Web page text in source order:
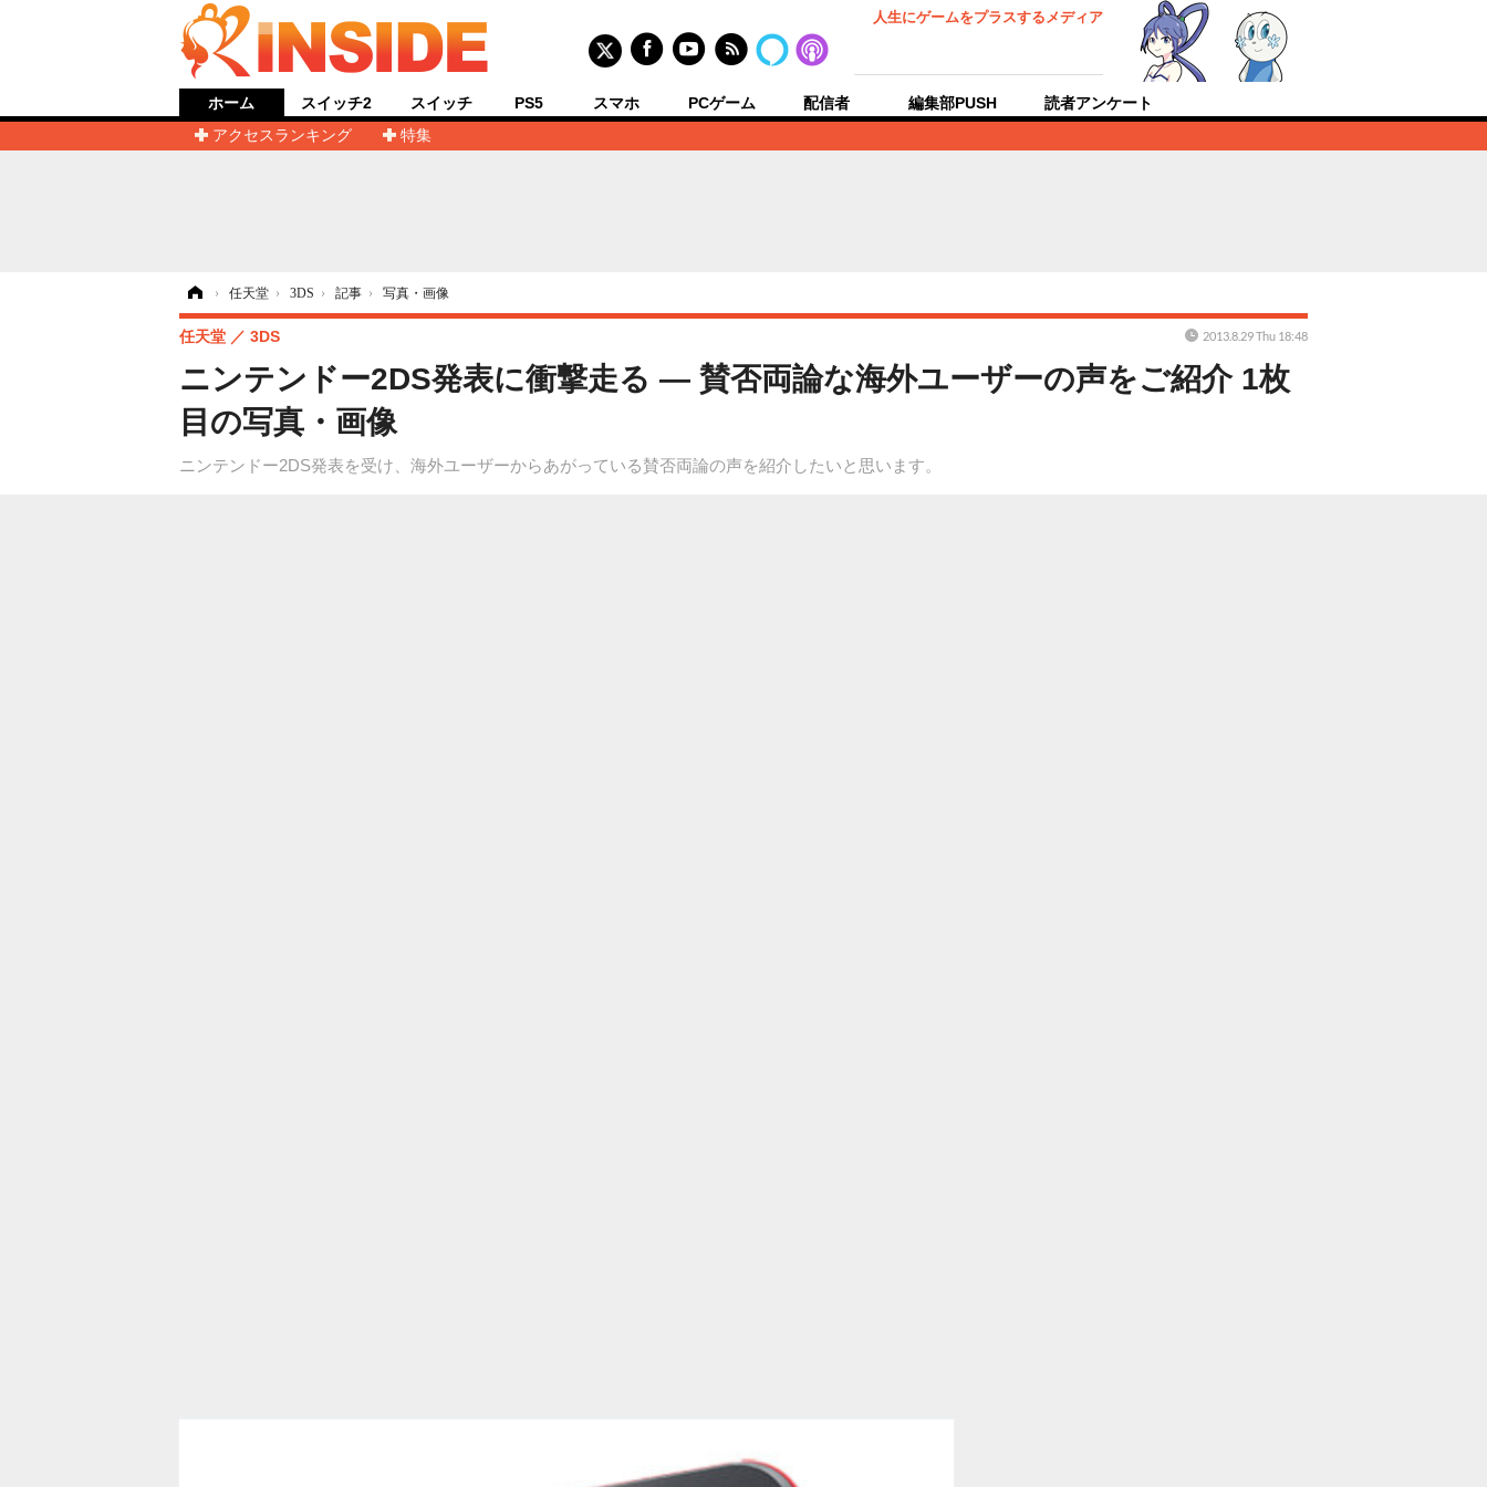
人生にゲームをプラスするメディア
ホーム
アクセスランキング
特集
スイッチ2 スイッチ PS5 スマホ PCゲーム 配信者 編集部PUSH 読者アンケート
› 任天堂 › 3DS › 記事 › 写真・画像
ニンテンドー2DS発表に衝撃走る ― 賛否両論な海外ユーザーの声をご紹介 1枚
目の写真・画像
ニンテンドー2DS発表を受け、海外ユーザーからあがっている賛否両論の声を紹介したいと思います。
任天堂 3DS 2013.8.29 Thu 18:48